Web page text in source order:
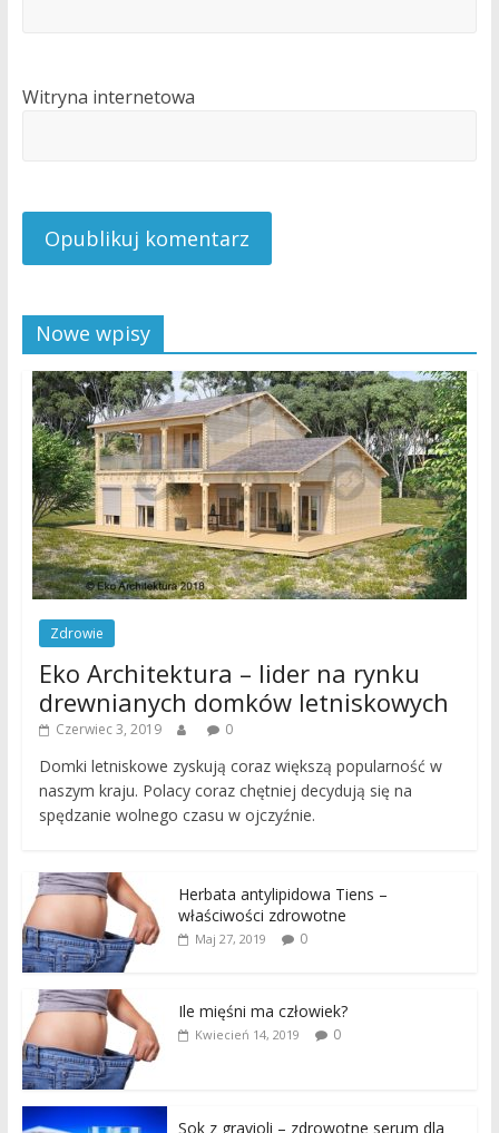
Witryna internetowa
Nowe wpisy
Zdrowie
Eko Architektura – lider na rynku
drewnianych domków letniskowych
Czerwiec 3, 2019 0
Domki letniskowe zyskują coraz większą popularność w
naszym kraju. Polacy coraz chętniej decydują się na
spędzanie wolnego czasu w ojczyźnie.
Herbata antylipidowa Tiens –
właściwości zdrowotne
Maj 27, 2019 0
Ile mięśni ma człowiek?
Kwiecień 14, 2019 0
Sok z gravioli – zdrowotne serum dla